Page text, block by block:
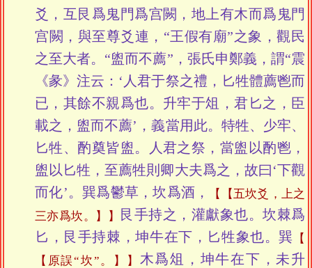
爻，互艮爲鬼門爲宫闕，地上有木而爲鬼門
宫闕，與至尊爻連，“王假有廟”之象，觀民
之至大者。“盥而不薦”，張氏申鄭義，謂“震
《彖》注云：‘人君于祭之禮，匕牲體薦鬯而
已，其餘不親爲也。升牢于俎，君匕之，臣
載之，盥而不薦’，義當用此。特牲、少牢、
匕牲、酌奠皆盥。人君之祭，當盥以酌鬯，
盥以匕牲，至薦牲則卿大夫爲之，故曰‘下觀
而化’。巽爲鬱草，坎爲酒，
【五坎爻，上之
三亦爲坎。】
艮手持之，灌獻象也。坎棘爲
匕，艮手持棘，坤牛在下，匕牲象也。巽
【原誤“坎”。】
木爲俎，坤牛在下，未升